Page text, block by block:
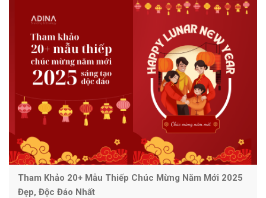
Tham Khảo 20+ Mẫu Thiếp Chúc Mừng Năm Mới 2025
Đẹp, Độc Đáo Nhất